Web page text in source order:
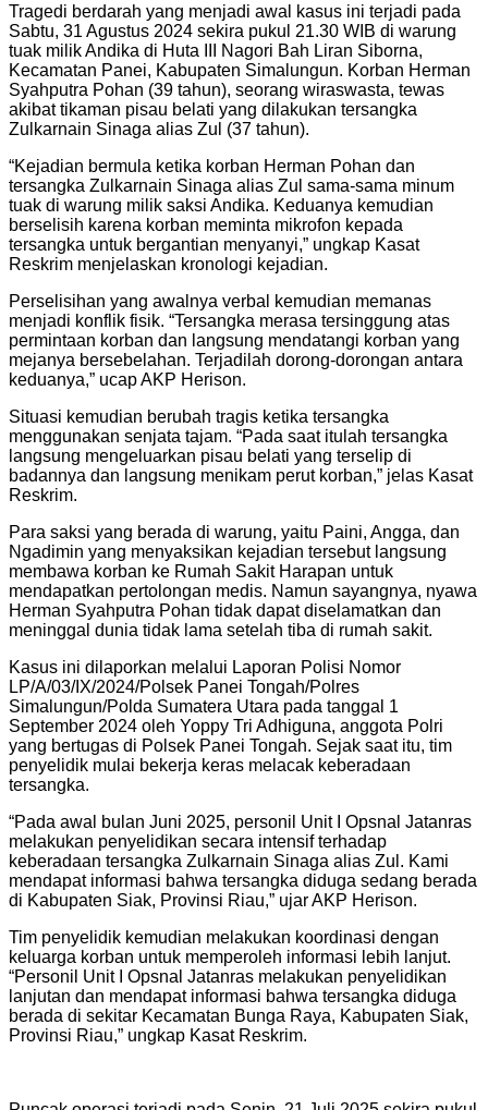
Tragedi berdarah yang menjadi awal kasus ini terjadi pada
Sabtu, 31 Agustus 2024 sekira pukul 21.30 WIB di warung
tuak milik Andika di Huta III Nagori Bah Liran Siborna,
Kecamatan Panei, Kabupaten Simalungun. Korban Herman
Syahputra Pohan (39 tahun), seorang wiraswasta, tewas
akibat tikaman pisau belati yang dilakukan tersangka
Zulkarnain Sinaga alias Zul (37 tahun).
“Kejadian bermula ketika korban Herman Pohan dan
tersangka Zulkarnain Sinaga alias Zul sama-sama minum
tuak di warung milik saksi Andika. Keduanya kemudian
berselisih karena korban meminta mikrofon kepada
tersangka untuk bergantian menyanyi,” ungkap Kasat
Reskrim menjelaskan kronologi kejadian.
Perselisihan yang awalnya verbal kemudian memanas
menjadi konflik fisik. “Tersangka merasa tersinggung atas
permintaan korban dan langsung mendatangi korban yang
mejanya bersebelahan. Terjadilah dorong-dorongan antara
keduanya,” ucap AKP Herison.
Situasi kemudian berubah tragis ketika tersangka
menggunakan senjata tajam. “Pada saat itulah tersangka
langsung mengeluarkan pisau belati yang terselip di
badannya dan langsung menikam perut korban,” jelas Kasat
Reskrim.
Para saksi yang berada di warung, yaitu Paini, Angga, dan
Ngadimin yang menyaksikan kejadian tersebut langsung
membawa korban ke Rumah Sakit Harapan untuk
mendapatkan pertolongan medis. Namun sayangnya, nyawa
Herman Syahputra Pohan tidak dapat diselamatkan dan
meninggal dunia tidak lama setelah tiba di rumah sakit.
Kasus ini dilaporkan melalui Laporan Polisi Nomor
LP/A/03/IX/2024/Polsek Panei Tongah/Polres
Simalungun/Polda Sumatera Utara pada tanggal 1
September 2024 oleh Yoppy Tri Adhiguna, anggota Polri
yang bertugas di Polsek Panei Tongah. Sejak saat itu, tim
penyelidik mulai bekerja keras melacak keberadaan
tersangka.
“Pada awal bulan Juni 2025, personil Unit I Opsnal Jatanras
melakukan penyelidikan secara intensif terhadap
keberadaan tersangka Zulkarnain Sinaga alias Zul. Kami
mendapat informasi bahwa tersangka diduga sedang berada
di Kabupaten Siak, Provinsi Riau,” ujar AKP Herison.
Tim penyelidik kemudian melakukan koordinasi dengan
keluarga korban untuk memperoleh informasi lebih lanjut.
“Personil Unit I Opsnal Jatanras melakukan penyelidikan
lanjutan dan mendapat informasi bahwa tersangka diduga
berada di sekitar Kecamatan Bunga Raya, Kabupaten Siak,
Provinsi Riau,” ungkap Kasat Reskrim.